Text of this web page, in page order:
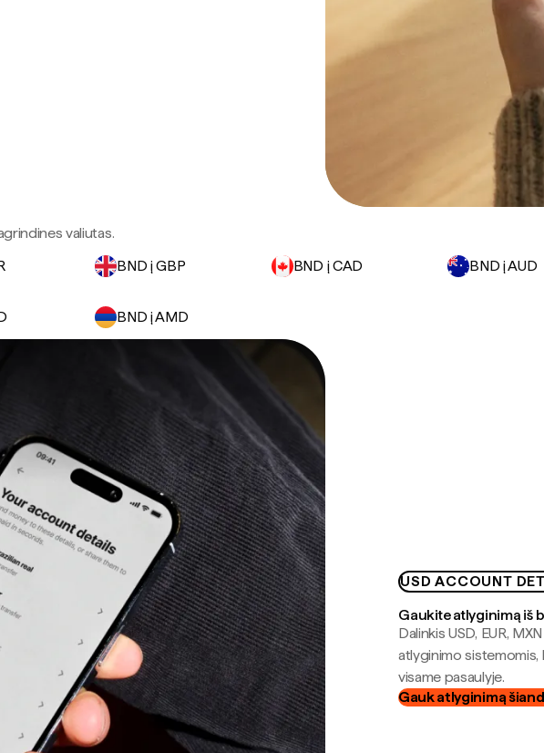
valiutas.
BND į GBP BND į CAD BND į AUD
BND į AMD
USD ACCOUNT
Gaukite atlyginimą iš
Dalinkis USD, EUR,
atlyginimo
visame pasaulyje.
Gauk atlyginimą